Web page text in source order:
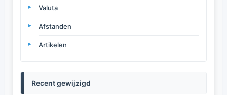
Valuta
Afstanden
Artikelen
Recent gewijzigd